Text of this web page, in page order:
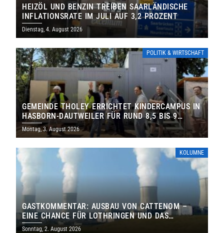
HEIZÖL UND BENZIN TREIBEN SAARLÄNDISCHE
INFLATIONSRATE IM JULI AUF 3,2 PROZENT
Dienstag, 4. August 2026
POLITIK & WIRTSCHAFT
GEMEINDE THOLEY ERRICHTET KINDERCAMPUS IN
HASBORN-DAUTWEILER FÜR RUND 8,5 BIS 9
MILLIONEN EURO
Montag, 3. August 2026
KOLUMNE
GASTKOMMENTAR: AUSBAU VON CATTENOM –
EINE CHANCE FÜR LOTHRINGEN UND DAS
SAARLAND
Sonntag, 2. August 2026